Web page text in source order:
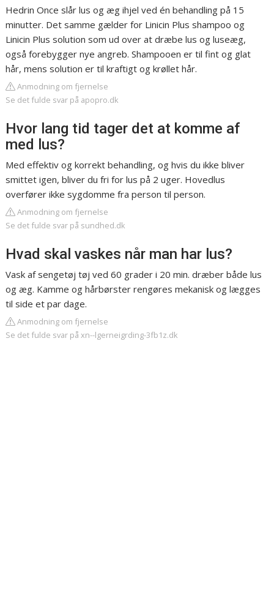
Hedrin Once slår lus og æg ihjel ved én behandling på 15
minutter. Det samme gælder for Linicin Plus shampoo og
Linicin Plus solution som ud over at dræbe lus og luseæg,
også forebygger nye angreb. Shampooen er til fint og glat
hår, mens solution er til kraftigt og krøllet hår.
Anmodning om fjernelse
Se det fulde svar på apopro.dk
Hvor lang tid tager det at komme af
med lus?
Med effektiv og korrekt behandling, og hvis du ikke bliver
smittet igen, bliver du fri for lus på 2 uger. Hovedlus
overfører ikke sygdomme fra person til person.
Anmodning om fjernelse
Se det fulde svar på sundhed.dk
Hvad skal vaskes når man har lus?
Vask af sengetøj tøj ved 60 grader i 20 min. dræber både lus
og æg. Kamme og hårbørster rengøres mekanisk og lægges
til side et par dage.
Anmodning om fjernelse
Se det fulde svar på xn--lgerneigrding-3fb1z.dk